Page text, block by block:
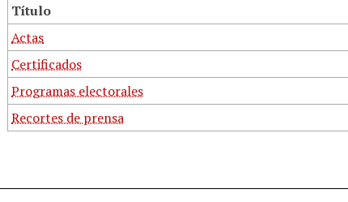
Título
Actas
Certificados
Programas electorales
Recortes de prensa